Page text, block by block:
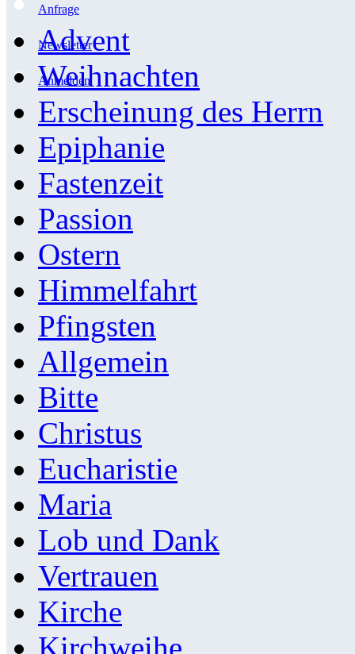
Anfrage
Newsletter
Anmelden
Advent
Weihnachten
Erscheinung des Herrn
Epiphanie
Fastenzeit
Passion
Ostern
Himmelfahrt
Pfingsten
Allgemein
Bitte
Christus
Eucharistie
Maria
Lob und Dank
Vertrauen
Kirche